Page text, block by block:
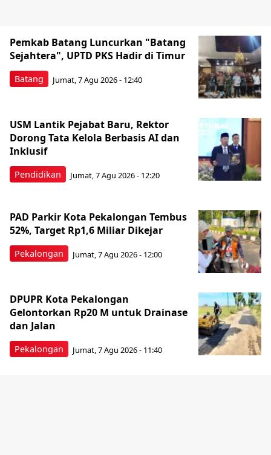
Batang
Pemkab Batang Luncurkan "Batang
Sejahtera", UPTD PKS Hadir di Timur
Jumat, 7 Agu 2026 - 12:40
Pendidikan
USM Lantik Pejabat Baru, Rektor
Dorong Tata Kelola Berbasis AI dan
Inklusif
Jumat, 7 Agu 2026 - 12:20
Pekalongan
PAD Parkir Kota Pekalongan Tembus
52%, Target Rp1,6 Miliar Dikejar
Jumat, 7 Agu 2026 - 12:00
Pekalongan
DPUPR Kota Pekalongan
Gelontorkan Rp20 M untuk Drainase
dan Jalan
Jumat, 7 Agu 2026 - 11:40